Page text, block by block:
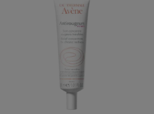
Concentrado